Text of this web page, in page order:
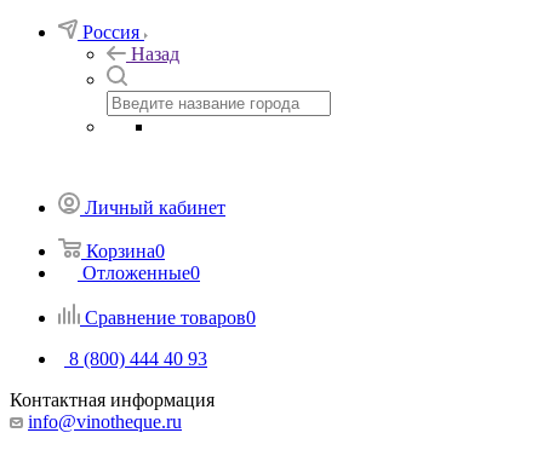
Россия
Назад
Личный кабинет
Корзина0
Отложенные0
Сравнение товаров0
8 (800) 444 40 93
Контактная информация
info@vinotheque.ru